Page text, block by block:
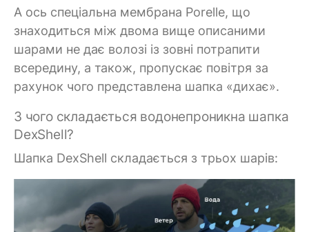
А ось спеціальна мембрана Porelle, що
знаходиться між двома вище описаними
шарами не дає волозі із зовні потрапити
всередину, а також, пропускає повітря за
рахунок чого представлена шапка «дихає».
З чого складається водонепроникна шапка
DexShell?
Шапка DexShell складається з трьох шарів: